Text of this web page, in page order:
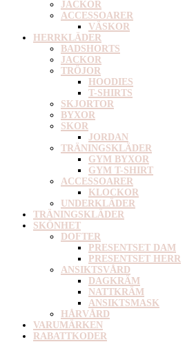
JACKOR
ACCESSOARER
VÄSKOR
HERRKLÄDER
BADSHORTS
JACKOR
TRÖJOR
HOODIES
T-SHIRTS
SKJORTOR
BYXOR
SKOR
JORDAN
TRÄNINGSKLÄDER
GYM BYXOR
GYM T-SHIRT
ACCESSOARER
KLOCKOR
UNDERKLÄDER
TRÄNINGSKLÄDER
SKÖNHET
DOFTER
PRESENTSET DAM
PRESENTSET HERR
ANSIKTSVÅRD
DAGKRÄM
NATTKRÄM
ANSIKTSMASK
HÅRVÅRD
VARUMÄRKEN
RABATTKODER